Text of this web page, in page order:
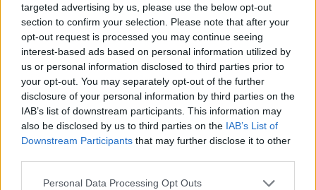
targeted advertising by us, please use the below opt-out
section to confirm your selection. Please note that after your
opt-out request is processed you may continue seeing
interest-based ads based on personal information utilized by
us or personal information disclosed to third parties prior to
your opt-out. You may separately opt-out of the further
disclosure of your personal information by third parties on the
IAB’s list of downstream participants. This information may
also be disclosed by us to third parties on the IAB’s List of
Downstream Participants that may further disclose it to other
Please note that this website/app uses one or more Google
Personal Data Processing Opt Outs
Éppen 100 ezer forinttal adtak többet 80 ezer
forintos kikiáltási áránál Mikszáth Kálmán
politikai karcolatokat és jellemrajzokat
tartalmazó, Jankó János rajzaival illusztrált A
Tisztelt Ház egy 1886-os, dedikált
példányáért.
Molnár Ferenc 19 színművét 17 kötetes
sorozatba gyűjtötték össze, s ezeket 130
ezer forintért vitte el valaki. Vörösmarty
Mihály A két szomszédvár című verses
regénye amatőr Tevan-kiadásban 50 ezer